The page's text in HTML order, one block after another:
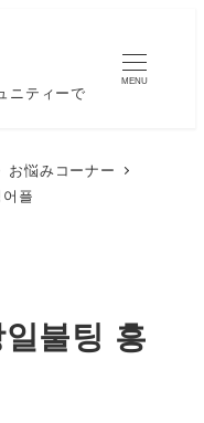
ニティーで
MENU
お悩みコーナー
플
불팅 흥